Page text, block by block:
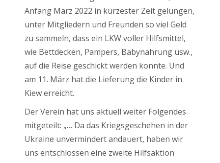
Anfang März 2022 in kürzester Zeit gelungen,
unter Mitgliedern und Freunden so viel Geld
zu sammeln, dass ein LKW voller Hilfsmittel,
wie Bettdecken, Pampers, Babynahrung usw.,
auf die Reise geschickt werden konnte. Und
am 11. März hat die Lieferung die Kinder in
Kiew erreicht.
Der Verein hat uns aktuell weiter Folgendes
mitgeteilt: „… Da das Kriegsgeschehen in der
Ukraine unvermindert andauert, haben wir
uns entschlossen eine zweite Hilfsaktion